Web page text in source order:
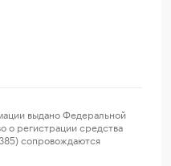
выдано Федеральной
о регистрации средства
сопровождаются